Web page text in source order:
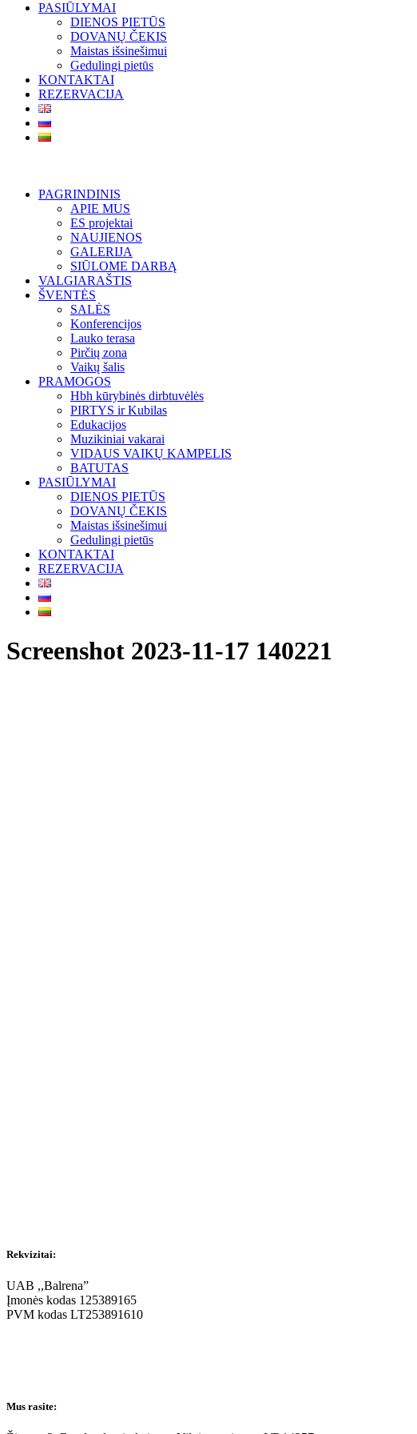
PASIŪLYMAI
DIENOS PIETŪS
DOVANŲ ČEKIS
Maistas išsinešimui
Gedulingi pietūs
KONTAKTAI
REZERVACIJA
PAGRINDINIS
APIE MUS
ES projektai
NAUJIENOS
GALERIJA
SIŪLOME DARBĄ
VALGIARAŠTIS
ŠVENTĖS
SALĖS
Konferencijos
Lauko terasa
Pirčių zona
Vaikų šalis
PRAMOGOS
Hbh kūrybinės dirbtuvėlės
PIRTYS ir Kubilas
Edukacijos
Muzikiniai vakarai
VIDAUS VAIKŲ KAMPELIS
BATUTAS
PASIŪLYMAI
DIENOS PIETŪS
DOVANŲ ČEKIS
Maistas išsinešimui
Gedulingi pietūs
KONTAKTAI
REZERVACIJA
Screenshot 2023-11-17 140221
Rekvizitai:
UAB ,,Balrena”
Įmonės kodas 125389165
PVM kodas LT253891610
Mus rasite: